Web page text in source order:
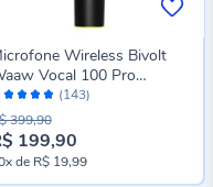
96%
(143)
Wireless Bivolt
Vocal 100 Pro
199,90
399,90
de R$ 19,99